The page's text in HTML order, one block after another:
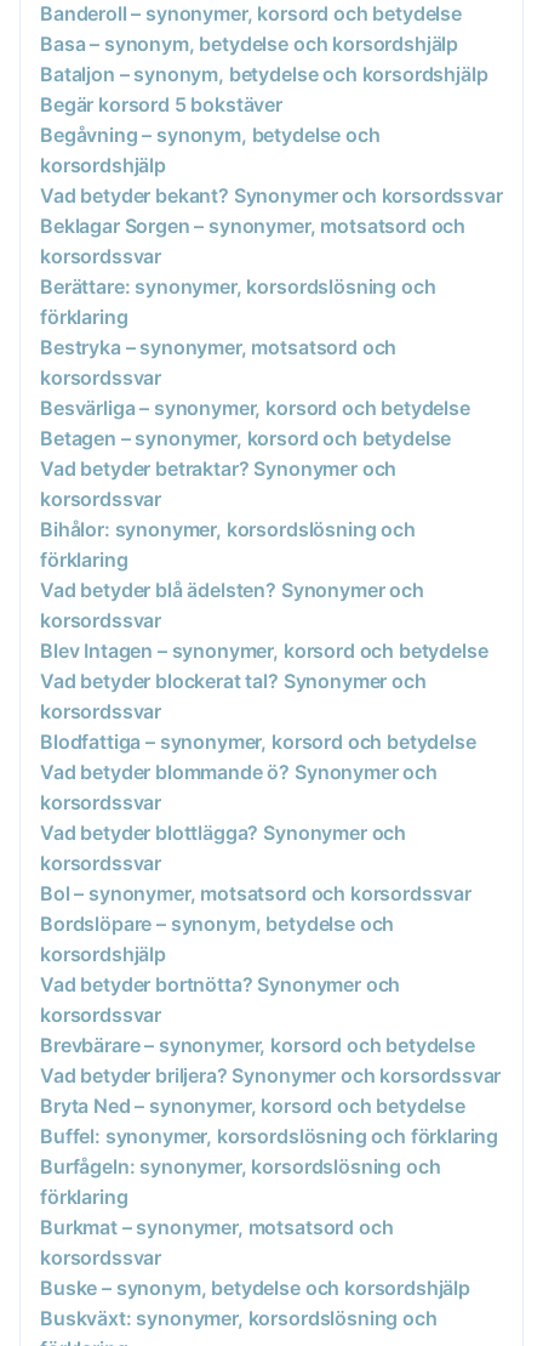
Banderoll – synonymer, korsord och betydelse
Basa – synonym, betydelse och korsordshjälp
Bataljon – synonym, betydelse och korsordshjälp
Begär korsord 5 bokstäver
Begåvning – synonym, betydelse och
korsordshjälp
Vad betyder bekant? Synonymer och korsordssvar
Beklagar Sorgen – synonymer, motsatsord och
korsordssvar
Berättare: synonymer, korsordslösning och
förklaring
Bestryka – synonymer, motsatsord och
korsordssvar
Besvärliga – synonymer, korsord och betydelse
Betagen – synonymer, korsord och betydelse
Vad betyder betraktar? Synonymer och
korsordssvar
Bihålor: synonymer, korsordslösning och
förklaring
Vad betyder blå ädelsten? Synonymer och
korsordssvar
Blev Intagen – synonymer, korsord och betydelse
Vad betyder blockerat tal? Synonymer och
korsordssvar
Blodfattiga – synonymer, korsord och betydelse
Vad betyder blommande ö? Synonymer och
korsordssvar
Vad betyder blottlägga? Synonymer och
korsordssvar
Bol – synonymer, motsatsord och korsordssvar
Bordslöpare – synonym, betydelse och
korsordshjälp
Vad betyder bortnötta? Synonymer och
korsordssvar
Brevbärare – synonymer, korsord och betydelse
Vad betyder briljera? Synonymer och korsordssvar
Bryta Ned – synonymer, korsord och betydelse
Buffel: synonymer, korsordslösning och förklaring
Burfågeln: synonymer, korsordslösning och
förklaring
Burkmat – synonymer, motsatsord och
korsordssvar
Buske – synonym, betydelse och korsordshjälp
Buskväxt: synonymer, korsordslösning och